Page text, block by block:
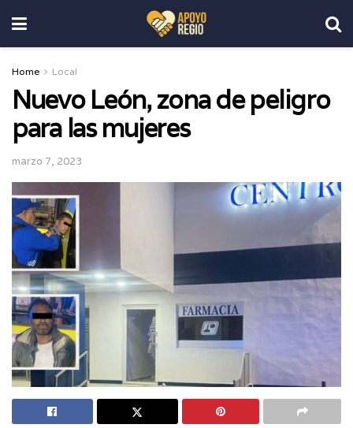
Home Local
Nuevo León, zona de peligro
para las mujeres
marzo 7, 2023